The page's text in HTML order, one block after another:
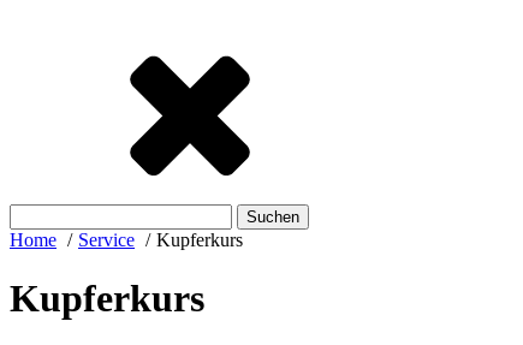
nach:
Home Service Kupferkurs
Kupferkurs